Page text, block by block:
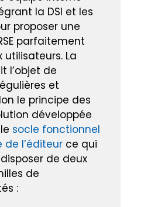
la DSI et les
proposer une
parfaitement
La
l’objet de
et
le principe des
développée
socle fonctionnel
l’éditeur ce qui
de deux
de
: